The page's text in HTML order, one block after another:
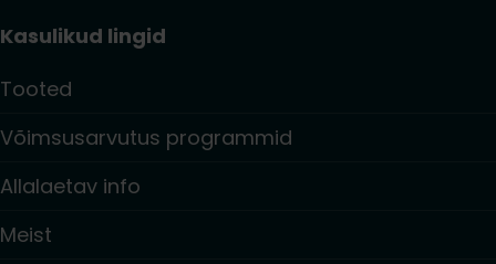
Kasulikud lingid
Tooted
Võimsusarvutus programmid
Allalaetav info
Meist